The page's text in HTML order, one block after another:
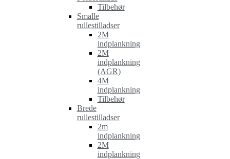
Tilbehør
Smalle
rullestilladser
2M
indplankning
2M
indplankning
(AGR)
4M
indplankning
Tilbehør
Brede
rullestilladser
2m
indplankning
2M
indplankning